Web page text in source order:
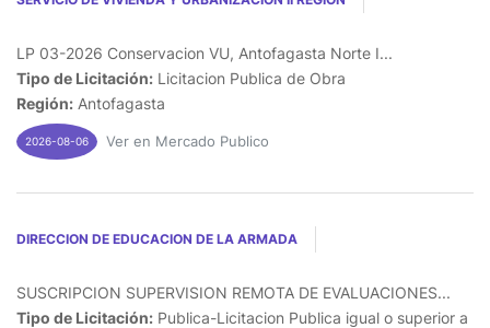
LP 03-2026 Conservacion VU, Antofagasta Norte I...
Tipo de Licitación: Licitacion Publica de Obra
Región: Antofagasta
2026-08-06 Ver en Mercado Publico
DIRECCION DE EDUCACION DE LA ARMADA
SUSCRIPCION SUPERVISION REMOTA DE EVALUACIONES...
Tipo de Licitación: Publica-Licitacion Publica igual o superior a